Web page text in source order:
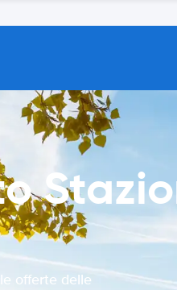
offerte delle